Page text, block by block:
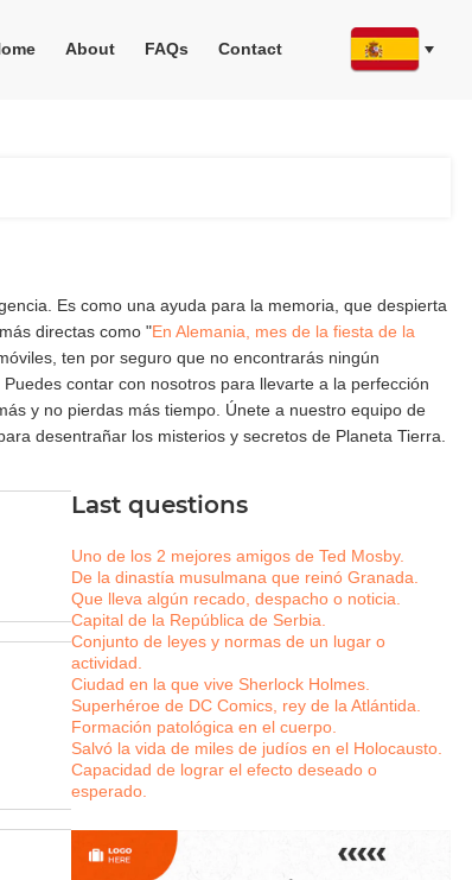
About FAQs Contact
Es como una ayuda para la memoria, que despierta
directas como "En Alemania, mes de la fiesta de la
ten por seguro que no encontrarás ningún
contar con nosotros para llevarte a la perfección
y no pierdas más tiempo. Únete a nuestro equipo de
desentrañar los misterios y secretos de Planeta Tierra.
Last questions
Uno de los 2 mejores amigos de Ted Mosby.
De la dinastía musulmana que reinó Granada.
Que lleva algún recado, despacho o noticia.
Capital de la República de Serbia.
Conjunto de leyes y normas de un lugar o
actividad.
Ciudad en la que vive Sherlock Holmes.
Superhéroe de DC Comics, rey de la Atlántida.
Formación patológica en el cuerpo.
Salvó la vida de miles de judíos en el Holocausto.
Capacidad de lograr el efecto deseado o
esperado.